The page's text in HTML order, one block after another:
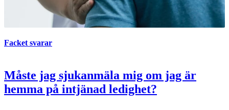
Facket svarar
Måste jag sjukanmäla mig om jag är
hemma på intjänad ledighet?